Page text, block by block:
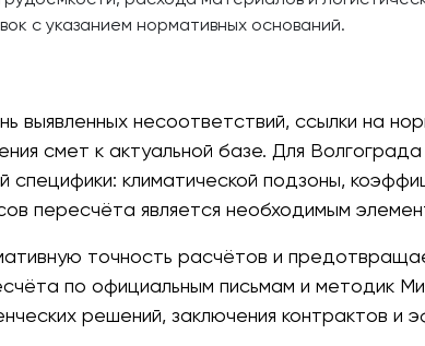
с указанием нормативных оснований.
выявленных несоответствий, ссылки на
смет к актуальной базе. Для
климатической подзоны,
пересчёта является необходимым
точность расчётов и
по официальным письмам и методик
решений, заключения контрактов и